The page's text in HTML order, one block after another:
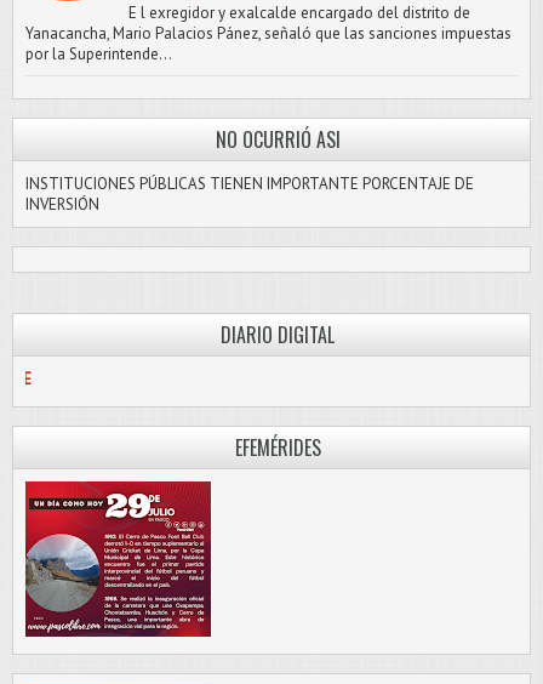
E l exregidor y exalcalde encargado del distrito de
Yanacancha, Mario Palacios Pánez, señaló que las sanciones impuestas
por la Superintende...
NO OCURRIÓ ASI
INSTITUCIONES PÚBLICAS TIENEN IMPORTANTE PORCENTAJE DE
INVERSIÓN
DIARIO DIGITAL
EFEMÉRIDES